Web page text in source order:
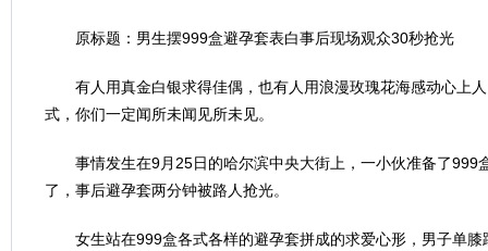
原标题：男生摆999盒避孕套表白事后现场观众30秒抢光
有人用真金白银求得佳偶，也有人用浪漫玫瑰花海感动心上人
式，你们一定闻所未闻见所未见。
事情发生在9月25日的哈尔滨中央大街上，一小伙准备了999
了，事后避孕套两分钟被路人抢光。
女生站在999盒各式各样的避孕套拼成的求爱心形，男子单膝